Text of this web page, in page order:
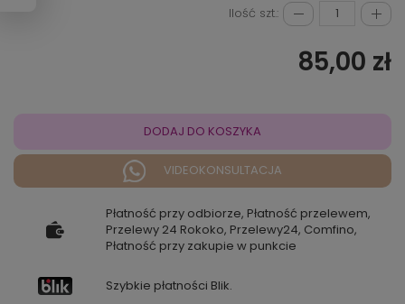
Ilość szt.:
85,00 zł
DODAJ DO KOSZYKA
VIDEOKONSULTACJA
Płatność przy odbiorze, Płatność przelewem,
Przelewy 24 Rokoko, Przelewy24, Comfino,
Płatność przy zakupie w punkcie
Szybkie płatności Blik.